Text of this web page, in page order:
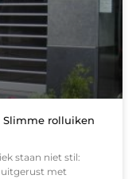
rolluiken
staan niet stil:
met